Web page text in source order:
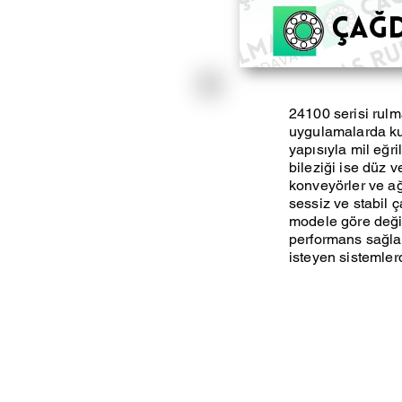
24100 serisi
uygulamalarda
yapısıyla mil
bileziği ise düz
konveyörler ve
sessiz ve stabil
modele göre
performans
isteyen